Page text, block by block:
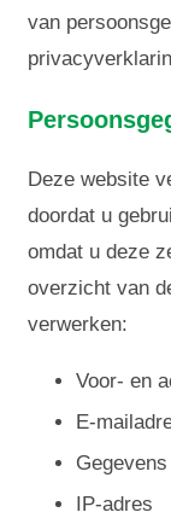
van
Deze website
doordat u
omdat u deze
overzicht van
verwerken:
Voor- en
E-
IP-adres